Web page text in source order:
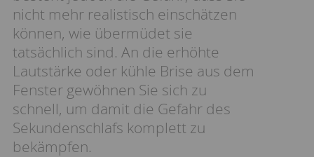
nicht mehr realistisch einschätzen
können, wie übermüdet sie
tatsächlich sind. An die erhöhte
Lautstärke oder kühle Brise aus dem
Fenster gewöhnen Sie sich zu
schnell, um damit die Gefahr des
Sekundenschlafs komplett zu
bekämpfen.